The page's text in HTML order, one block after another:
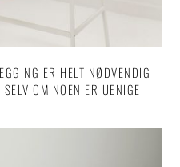
ER HELT NØDVENDIG
OM NOEN ER UENIGE